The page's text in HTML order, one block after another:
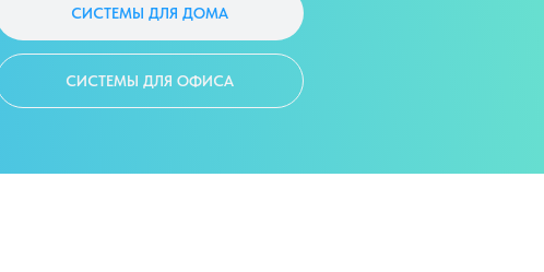
СИСТЕМЫ ДЛЯ ОФИСА
СИСТЕМЫ ДЛЯ ДОМА